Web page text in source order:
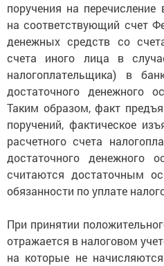
поручения на
на соответствующий счет
денежных средств со
счета иного лица в
налогоплательщика) в
достаточного денежного
Таким образом, факт
поручений, фактическое
расчетного счета
достаточного денежного
считаются достаточным
обязанности по уплате
При принятии
отражается в налоговом
на которые не